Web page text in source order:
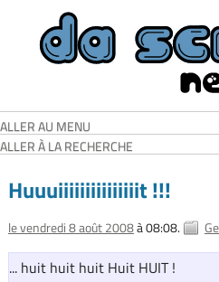
ALLER AU MENU
ALLER À LA RECHERCHE
Huuuiiiiiiiiiiiiiiit !!!
le vendredi 8 août 2008à 08:08.
... huit huit huit Huit HUIT !